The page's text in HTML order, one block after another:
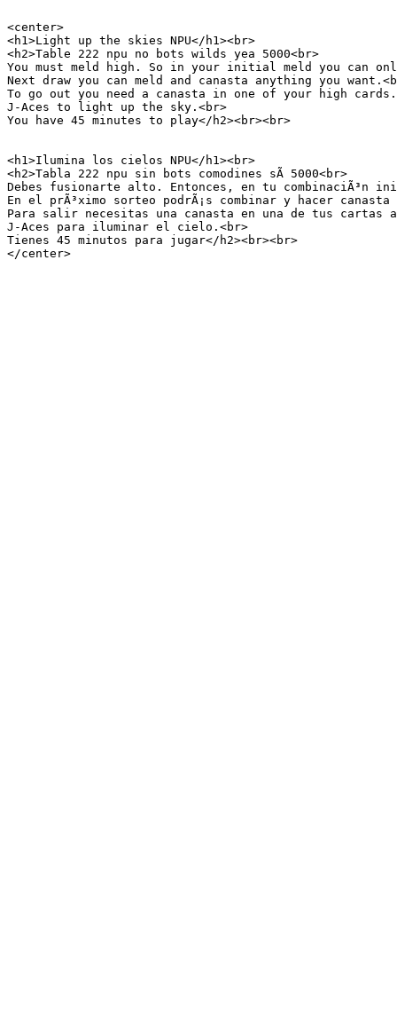
<center>
<h1>Light up the skies NPU</h1><br>
<h2>Table 222 npu no bots wilds yea 5000<br>
You must meld high. So in your initial meld you can
Next draw you can meld and canasta anything you
To go out you need a canasta in one of your high
J-Aces to light up the sky.<br>
You have 45 minutes to play</h2><br><br>
<h1>Ilumina los cielos NPU</h1><br>
<h2>Tabla 222 npu sin bots comodines sÃ­ 5000<br>
Debes fusionarte alto. Entonces, en tu combinaciÃ³n
En el prÃ³ximo sorteo podrÃ¡s combinar y hacer canasta
Para salir necesitas una canasta en una de tus cartas
J-Aces para iluminar el cielo.<br>
Tienes 45 minutos para jugar</h2><br><br>
</center>